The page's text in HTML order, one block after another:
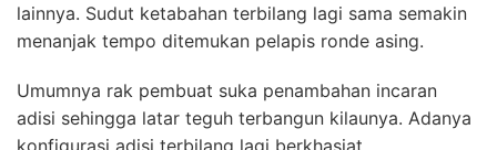
lainnya. Sudut ketabahan terbilang lagi sama semakin
menanjak tempo ditemukan pelapis ronde asing.
Umumnya rak pembuat suka penambahan incaran
adisi sehingga latar teguh terbangun kilaunya. Adanya
konfigurasi adisi terbilang lagi berkhasiat